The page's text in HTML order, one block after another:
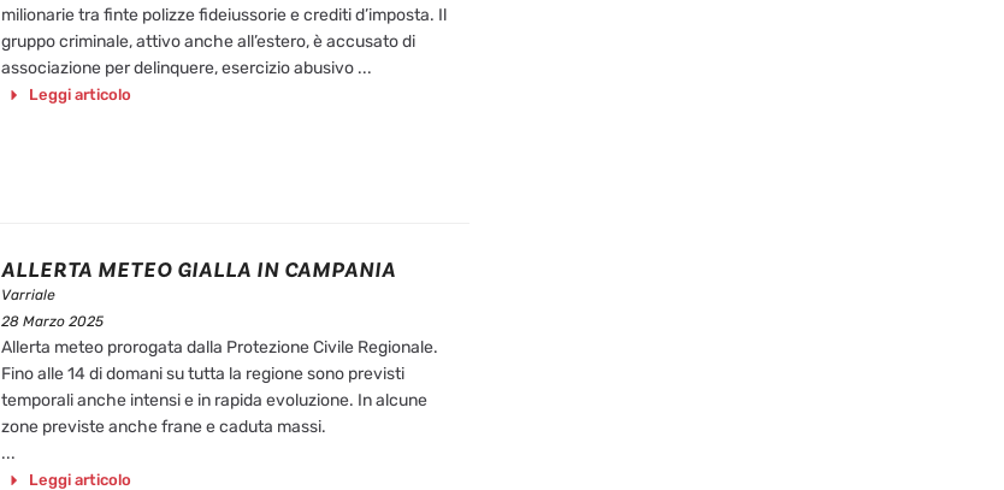
milionarie tra finte polizze fideiussorie e crediti d’imposta. Il
gruppo criminale, attivo anche all’estero, è accusato di
associazione per delinquere, esercizio abusivo ...
Leggi articolo
ALLERTA METEO GIALLA IN CAMPANIA
Varriale
28 Marzo 2025
Allerta meteo prorogata dalla Protezione Civile Regionale.
Fino alle 14 di domani su tutta la regione sono previsti
temporali anche intensi e in rapida evoluzione. In alcune
zone previste anche frane e caduta massi.
...
Leggi articolo